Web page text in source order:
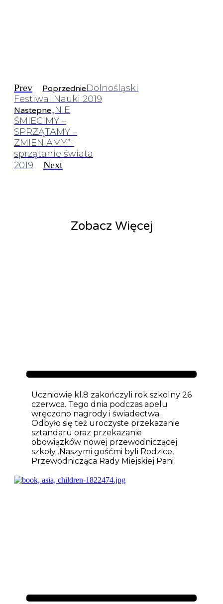
Prev PoprzednieDolnośląski
Festiwal Nauki 2019
Nastepne„NIE
ŚMIECIMY –
SPRZĄTAMY –
ZMIENIAMY”-
sprzątanie świata
2019
Next
Zobacz Więcej
Aktualności
Uczniowie kl.8 zakończyli rok szkolny 26
czerwca. Tego dnia podczas apelu
wręczono nagrody i świadectwa.
Odbyło się też uroczyste przekazanie
sztandaru oraz przekazanie
obowiązków nowej przewodniczącej
szkoły .Naszymi gośćmi byli Rodzice,
Przewodnicząca Rady Miejskiej Pani
Aktualności